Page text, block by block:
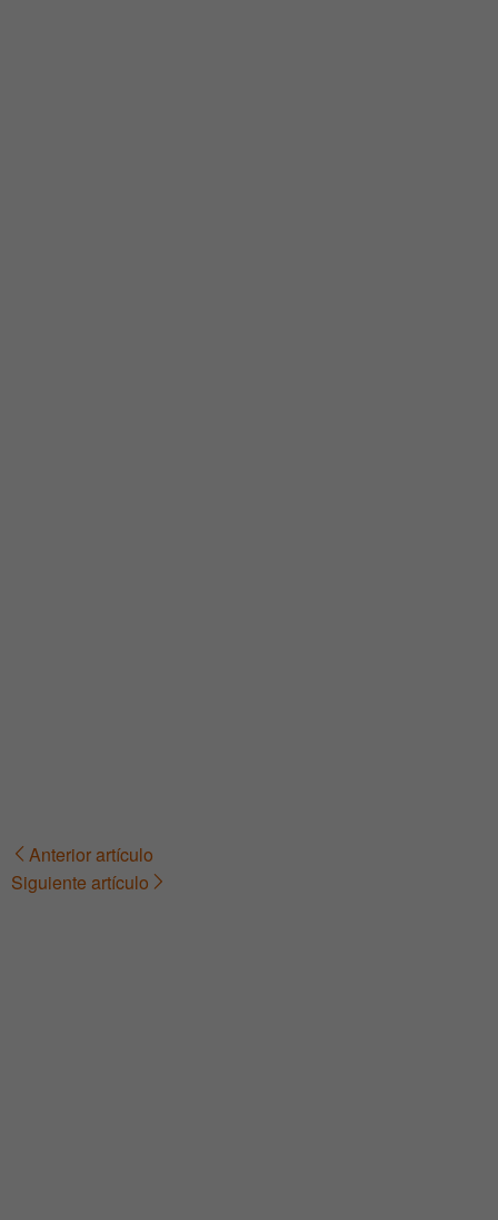
Navegación
Anterior artículo
Siguiente artículo